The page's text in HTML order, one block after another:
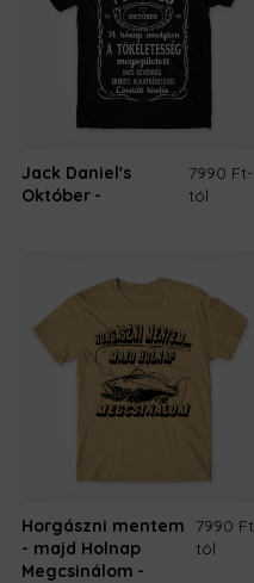
Jack Daniel's
Október
7990 Ft-
tól
Horgászni mentem
- majd Holnap
Megcsinálom
7990 Ft
tól